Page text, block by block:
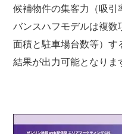
候補物件の集客力（吸引
バンスハフモデルは複
面積と駐車場台数等）
結果が出力可能となりま